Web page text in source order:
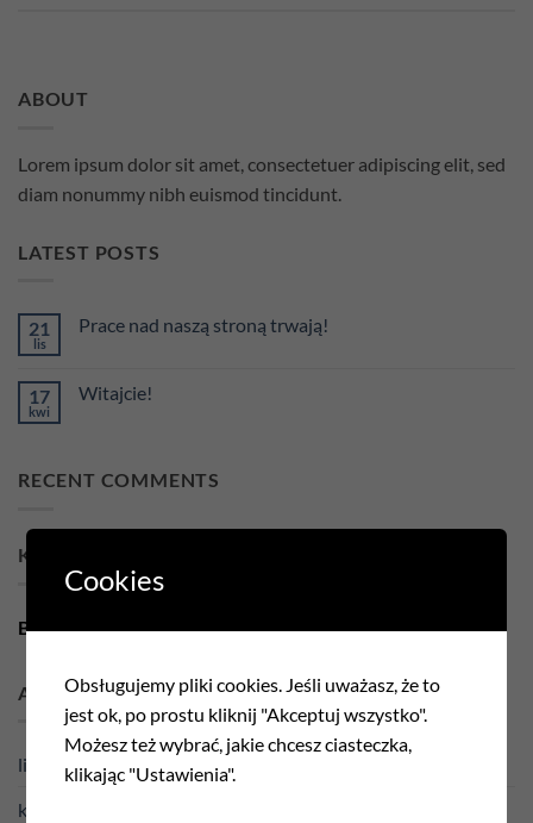
ABOUT
Lorem ipsum dolor sit amet, consectetuer adipiscing elit, sed
diam nonummy nibh euismod tincidunt.
LATEST POSTS
21
lis
Prace nad naszą stroną trwają!
Prace
17
kwi
Witajcie!
RECENT COMMENTS
KATEGORIE
Bez kategorii(2)
ARCHIWA
listopad 2025(1)
kwiecień 2025
Cookies
Obsługujemy pliki cookies. Jeśli uważasz, że to
jest ok, po prostu kliknij "Akceptuj wszystko".
Możesz też wybrać, jakie chcesz ciasteczka,
klikając "Ustawienia".